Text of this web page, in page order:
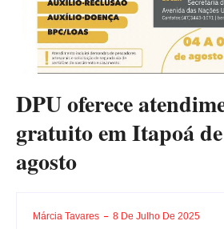
DPU oferece
gratuito em Itapoá
agosto
Márcia Tavares 8 De Julho De 2025